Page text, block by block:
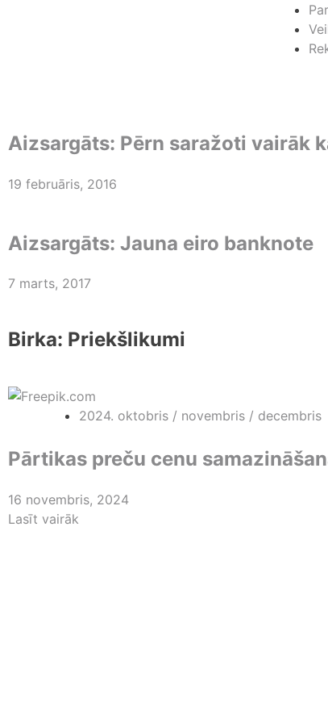
Aizsargāts: Pērn saražoti vairāk
19 februāris, 2016
Aizsargāts: Jauna eiro banknote
7 marts, 2017
Birka: Priekšlikumi
2024. oktobris / novembris / decembris
Pārtikas preču cenu
16 novembris, 2024
Lasīt vairāk